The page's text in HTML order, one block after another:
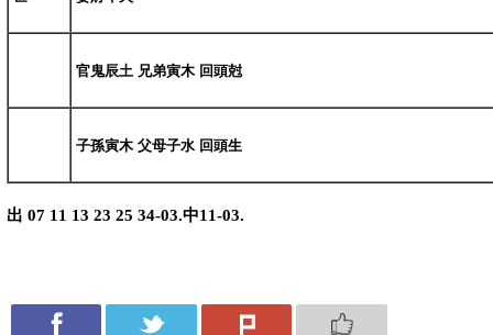
官鬼辰土 兄弟寅木 回頭尅
子孫寅木 父母子水 回頭生
出 07 11 13 23 25 34-03.中11-03.